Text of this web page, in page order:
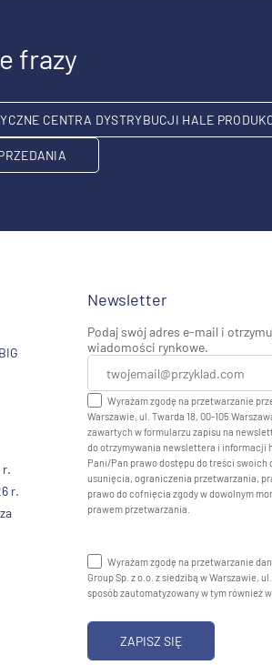
frazy
CENTRA DYSTRYBUCJI HALE
r.
r.
Newsletter
Podaj swój adres e-mail i
wiadomości rynkowe.
Wyrażam zgodę na przetwarzanie
Warszawie, ul. Twarda 18, 00-105
zawartych w formularzu zapisu na
do otrzymywania newslettera i informacji
Pani/Pan prawo dostępu do treści swoich
usunięcia, ograniczenia przetwarzania,
prawo do cofnięcia zgody w dowolnym
prawem przetwarzania.
Wyrażam zgodę na przetwarzanie
Group Sp. z o.o. z siedzibą w Warszawie,
sposób zautomatyzowany w tym również